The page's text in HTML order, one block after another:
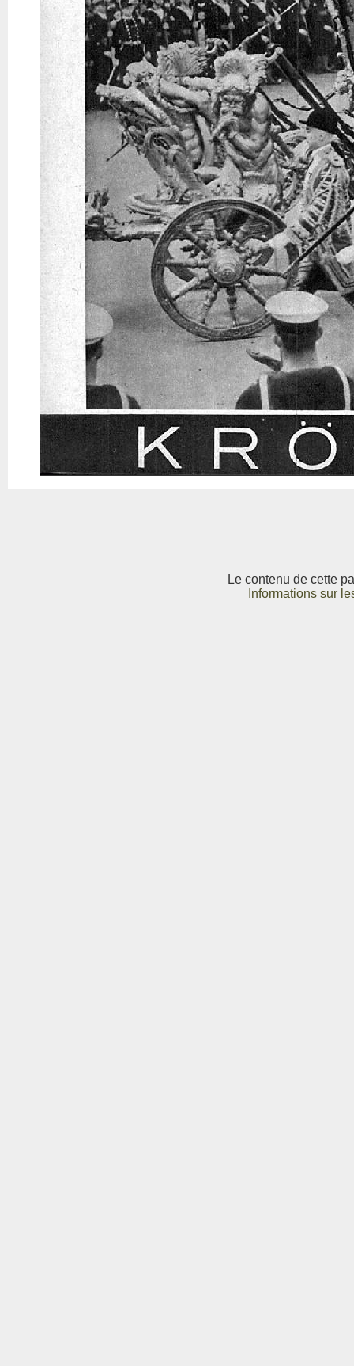
Le contenu de cette
Informations sur